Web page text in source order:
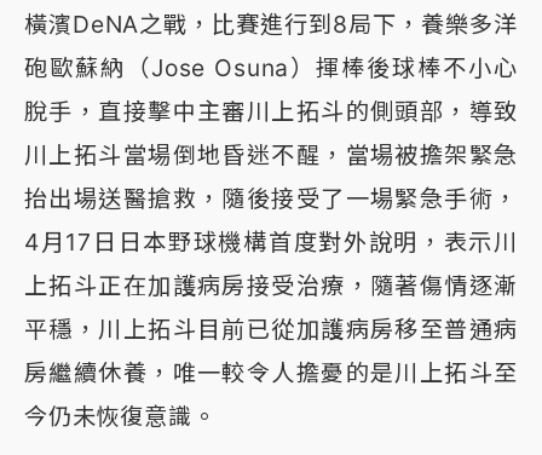
橫濱DeNA之戰，比賽進行到8局下，養樂多洋
砲歐蘇納（Jose Osuna）揮棒後球棒不小心
脫手，直接擊中主審川上拓斗的側頭部，導致
川上拓斗當場倒地昏迷不醒，當場被擔架緊急
抬出場送醫搶救，隨後接受了一場緊急手術，
4月17日日本野球機構首度對外說明，表示川
上拓斗正在加護病房接受治療，隨著傷情逐漸
平穩，川上拓斗目前已從加護病房移至普通病
房繼續休養，唯一較令人擔憂的是川上拓斗至
今仍未恢復意識。